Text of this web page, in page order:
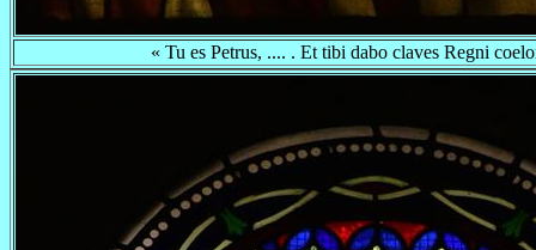
« Tu es Petrus, .... . Et tibi dabo claves Regni